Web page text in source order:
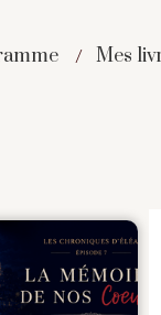
Mes